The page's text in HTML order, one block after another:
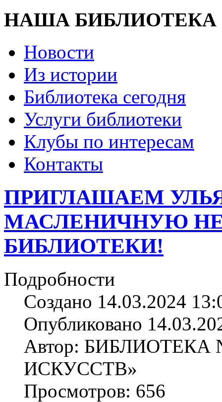
НАША БИБЛИОТЕКА
Новости
Из истории
Библиотека сегодня
Услуги библиотеки
Клубы по интересам
Контакты
ПРИГЛАШАЕМ
МАСЛЕНИЧНУЮ
БИБЛИОТЕКИ!
Подробности
Создано 14.03.2024
Опубликовано
Автор:
ИСКУССТВ»
Просмотров: 656